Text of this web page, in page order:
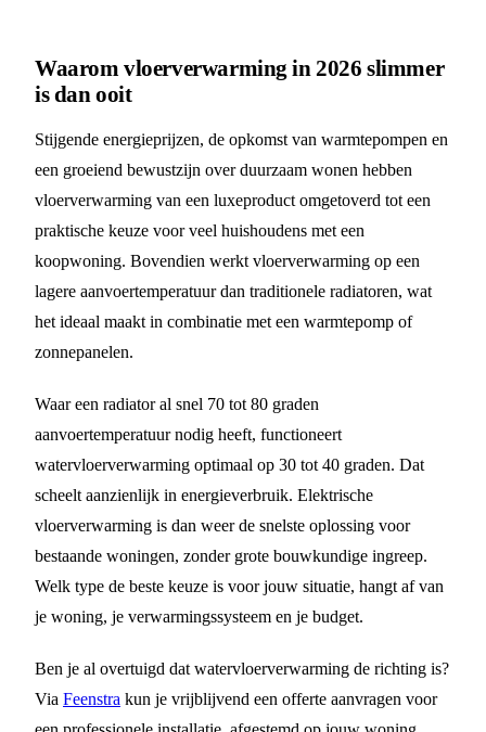
Waarom vloerverwarming in 2026 slimmer
is dan ooit
Stijgende energieprijzen, de opkomst van warmtepompen en
een groeiend bewustzijn over duurzaam wonen hebben
vloerverwarming van een luxeproduct omgetoverd tot een
praktische keuze voor veel huishoudens met een
koopwoning. Bovendien werkt vloerverwarming op een
lagere aanvoertemperatuur dan traditionele radiatoren, wat
het ideaal maakt in combinatie met een warmtepomp of
zonnepanelen.
Waar een radiator al snel 70 tot 80 graden
aanvoertemperatuur nodig heeft, functioneert
watervloerverwarming optimaal op 30 tot 40 graden. Dat
scheelt aanzienlijk in energieverbruik. Elektrische
vloerverwarming is dan weer de snelste oplossing voor
bestaande woningen, zonder grote bouwkundige ingreep.
Welk type de beste keuze is voor jouw situatie, hangt af van
je woning, je verwarmingssysteem en je budget.
Ben je al overtuigd dat watervloerverwarming de richting is?
Via Feenstra kun je vrijblijvend een offerte aanvragen voor